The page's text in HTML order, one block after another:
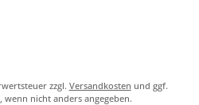
zzgl. Versandkosten und ggf.
wenn nicht anders angegeben.